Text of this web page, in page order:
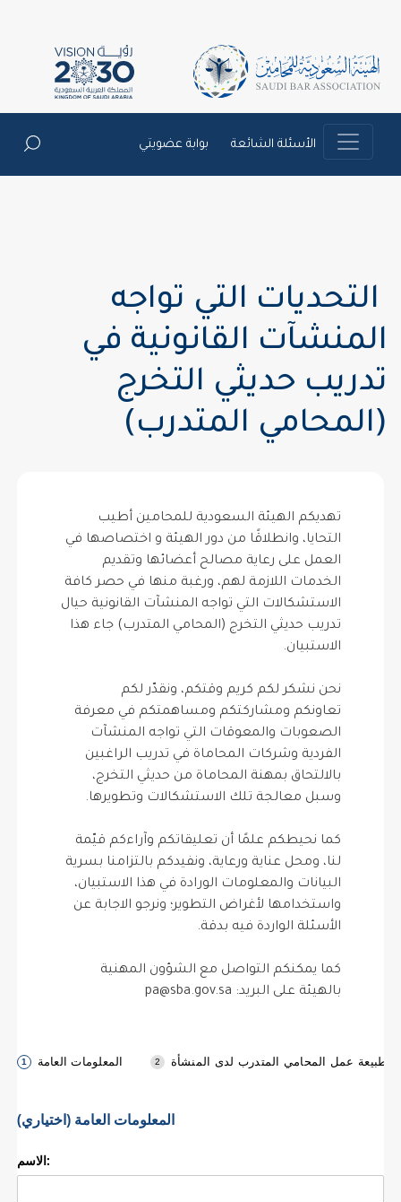
الأسئلة الشائعة بوابة عضويتي
التحديات التي تواجه
المنشآت القانونية في
تدريب حديثي التخرج
(المحامي المتدرب)
تهديكم الهيئة السعودية للمحامين أطيب
التحايا، وانطلاقًا من دور الهيئة و اختصاصها في
العمل على رعاية مصالح أعضائها وتقديم
الخدمات اللازمة لهم، ورغبة منها في حصر كافة
الاستشكالات التي تواجه المنشآت القانونية حيال
تدريب حديثي التخرج (المحامي المتدرب) جاء هذا
الاستبيان.
نحن نشكر لكم كريم وقتكم، ونقدّر لكم
تعاونكم ومشاركتكم ومساهمتكم في معرفة
الصعوبات والمعوقات التي تواجه المنشآت
الفردية وشركات المحاماة في تدريب الراغبين
بالالتحاق بمهنة المحاماة من حديثي التخرج،
وسبل معالجة تلك الاستشكالات وتطويرها.
كما نحيطكم علمًا أن تعليقاتكم وآراءكم قيّمة
لنا، ومحل عناية ورعاية، ونفيدكم بالتزامنا بسرية
البيانات والمعلومات الورادة في هذا الاستبيان،
واستخدامها لأغراض التطوير؛ ونرجو الاجابة عن
الأسئلة الواردة فيه بدقة.
كما يمكنكم التواصل مع الشؤون المهنية
بالهيئة على البريد: pa@sba.gov.sa